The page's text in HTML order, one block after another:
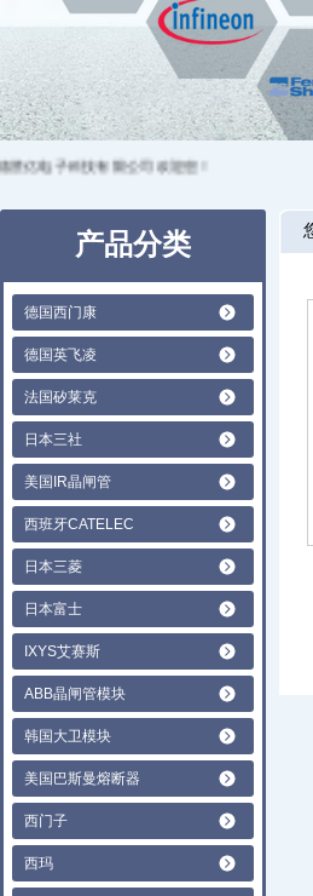
电子科技有限公司欢迎您！
产品分类
德国西门康
德国英飞凌
法国矽莱克
日本三社
美国IR晶闸管
西班牙CATELEC
日本三菱
日本富士
IXYS艾赛斯
ABB晶闸管模块
韩国大卫模块
美国巴斯曼熔断器
西门子
西玛